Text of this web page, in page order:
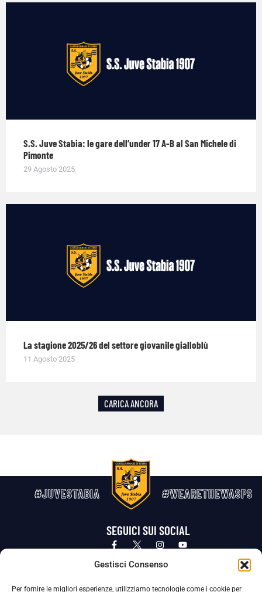
Gestisci Consenso
Per fornire le migliori esperienze, utilizziamo tecnologie come i cookie per
S.S. Juve Stabia: le gare dell’under 17 A-B al San Michele di
Pimonte
29 Agosto 2025
La stagione 2025/26 del settore giovanile gialloblù
11 Agosto 2025
CARICA ANCORA
#JUVESTABIA #WEARETHEWASPS
SEGUICI SUI SOCIAL
Privacy Policy Cookie Policy